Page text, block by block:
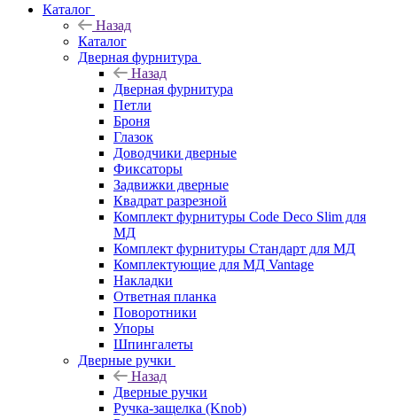
Каталог
Назад
Каталог
Дверная фурнитура
Назад
Дверная фурнитура
Петли
Броня
Глазок
Доводчики дверные
Фиксаторы
Задвижки дверные
Квадрат разрезной
Комплект фурнитуры Code Deco Slim для
МД
Комплект фурнитуры Стандарт для МД
Комплектующие для МД Vantage
Накладки
Ответная планка
Поворотники
Упоры
Шпингалеты
Дверные ручки
Назад
Дверные ручки
Ручка-защелка (Knob)